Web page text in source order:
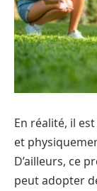
En réalité, il
et
D’ailleurs, ce
peut adopter